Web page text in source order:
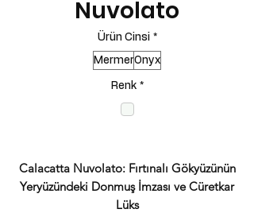
Nuvolato
Ürün Cinsi *
MermerOnyx
Renk *
Calacatta Nuvolato: Fırtınalı Gökyüzünün
Yeryüzündeki Donmuş İmzası ve Cüretkar
Lüks